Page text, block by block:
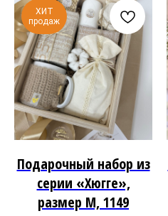
ХИТ
продаж
Подарочный набор из
серии «Хюгге»,
размер М, 1149